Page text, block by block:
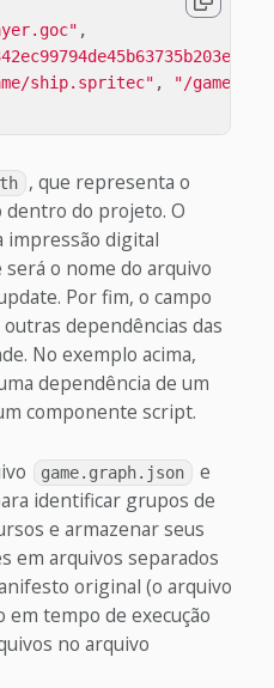
,
ship.spritec" ,
"/game/
, que representa o
dentro do projeto. O
impressão digital
o nome do arquivo
Por fim, o campo
dependências das
No exemplo acima,
dependência de um
componente script.
game.graph.json
e
identificar grupos de
e armazenar seus
em arquivos separados
original (o arquivo
tempo de execução
no arquivo